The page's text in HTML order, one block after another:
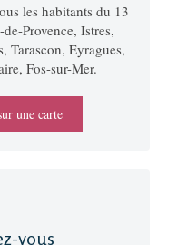
les habitants du 13
Provence, Istres,
Tarascon, Eyragues,
Fos-sur-Mer.
une carte
vous